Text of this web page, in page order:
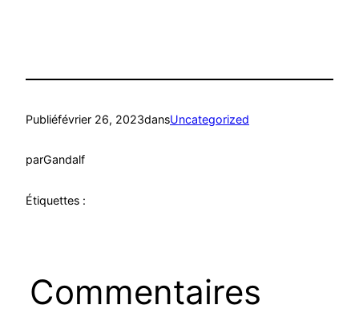
Publiéfévrier 26, 2023dansUncategorized
parGandalf
Étiquettes :
Commentaires